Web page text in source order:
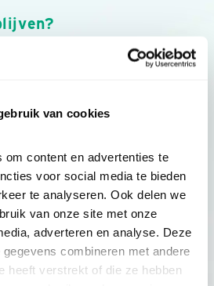
van cookies
om content en advertenties te
voor social media te bieden
te analyseren. Ook delen we
van onze site met onze
adverteren en analyse. Deze
combineren met andere
heeft verstrekt of die ze hebben
nieuws, inspiratie, acties en tips
van Vogelbescherming.